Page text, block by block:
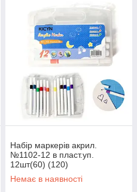
Набір маркерів акрил.
№1102-12 в пласт.уп.
12шт(60) (120)
Немає в наявності